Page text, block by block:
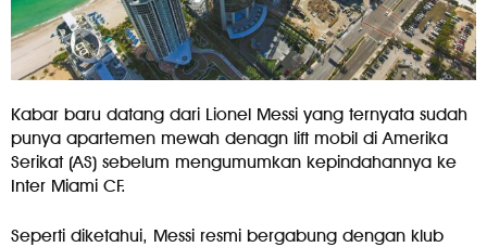
Kabar baru datang dari Lionel Messi yang ternyata sudah
punya apartemen mewah denagn lift mobil di Amerika
Serikat (AS) sebelum mengumumkan kepindahannya ke
Inter Miami CF.
Seperti diketahui, Messi resmi bergabung dengan klub